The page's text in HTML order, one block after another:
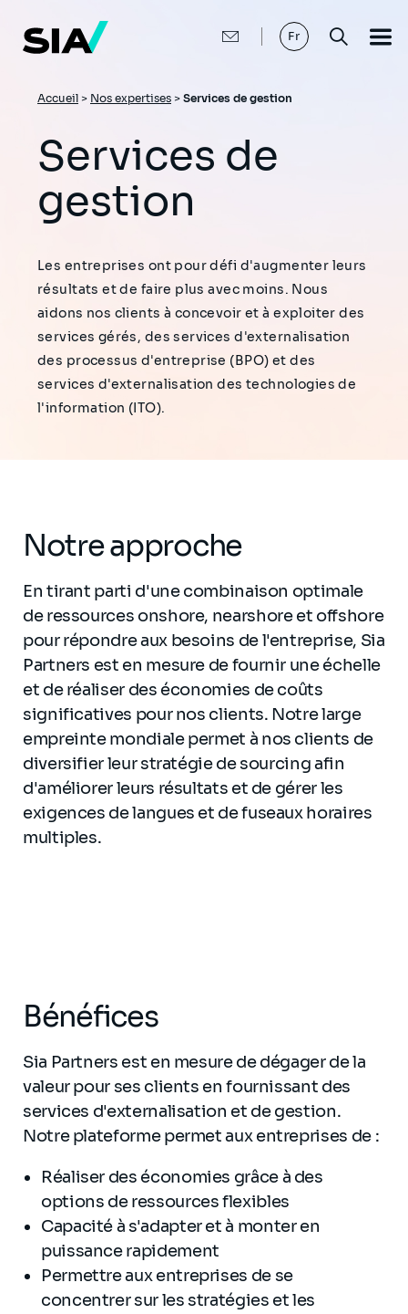
contenu
principal
Fr
Fil
Accueil > Nos expertises > Services de gestion
Services de
gestion
Les entreprises ont pour défi d'augmenter leurs
résultats et de faire plus avec moins. Nous
aidons nos clients à concevoir et à exploiter des
services gérés, des services d'externalisation
des processus d'entreprise (BPO) et des
services d'externalisation des technologies de
l'information (ITO).
Notre approche
En tirant parti d'une combinaison optimale
de ressources onshore, nearshore et offshore
pour répondre aux besoins de l'entreprise, Sia
Partners est en mesure de fournir une échelle
et de réaliser des économies de coûts
significatives pour nos clients. Notre large
empreinte mondiale permet à nos clients de
diversifier leur stratégie de sourcing afin
d'améliorer leurs résultats et de gérer les
exigences de langues et de fuseaux horaires
multiples.
Bénéfices
Sia Partners est en mesure de dégager de la
valeur pour ses clients en fournissant des
services d'externalisation et de gestion.
Notre plateforme permet aux entreprises de :
Réaliser des économies grâce à des
options de ressources flexibles
Capacité à s'adapter et à monter en
puissance rapidement
Permettre aux entreprises de se
concentrer sur les stratégies et les